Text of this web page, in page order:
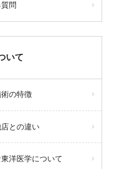
問
いて
の特徴
との違い
洋医学について